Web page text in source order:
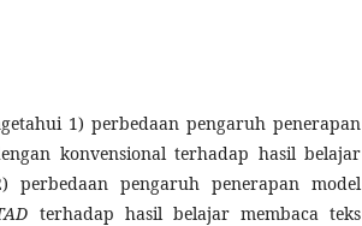
1) perbedaan pengaruh penerapan
konvensional terhadap hasil belajar
perbedaan pengaruh penerapan model
terhadap hasil belajar membaca teks